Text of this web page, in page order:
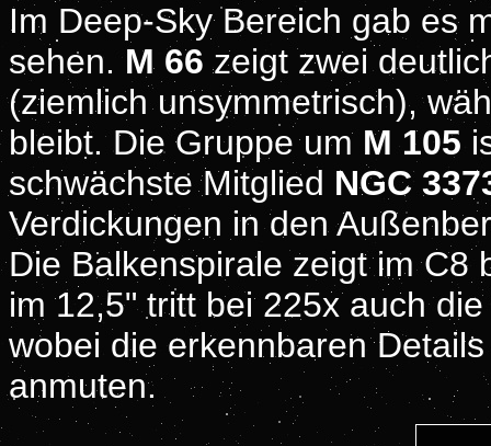
Im Deep-Sky Bereich gab es
sehen. M 66 zeigt zwei
(ziemlich unsymmetrisch),
bleibt. Die Gruppe um M 105
schwächste Mitglied NGC
Verdickungen in den
Die Balkenspirale zeigt im C8
im 12,5" tritt bei 225x auch
wobei die erkennbaren
anmuten.